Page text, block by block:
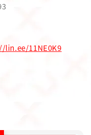
lin.ee/11NE0K9